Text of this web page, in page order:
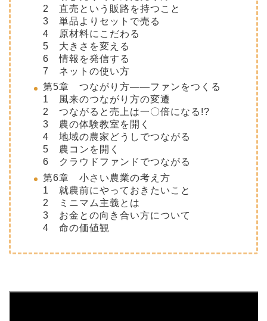
2 直売という販路を持つこと
3 単品よりセットで売る
4 原材料にこだわる
5 大きさを変える
6 情報を発信する
7 ネットの使い方
第5章 つながり方――ファンをつくる
1 風来のつながり方の変遷
2 つながると売上は一〇倍になる!?
3 農の体験教室を開く
4 地域の農家どうしでつながる
5 農コンを開く
6 クラウドファンドでつながる
第6章 小さい農業の考え方
1 就農前にやっておきたいこと
2 ミニマム主義とは
3 お金との向き合い方について
4 命の価値観